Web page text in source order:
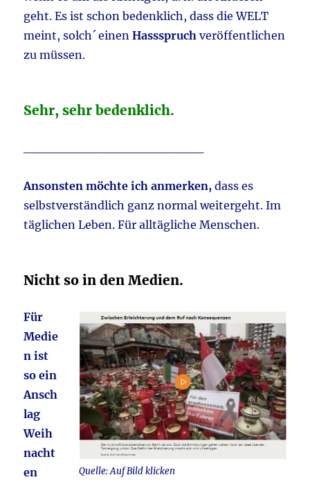
geht. Es ist schon bedenklich, dass die WELT
meint, solch´ einenHassspruch veröffentlichen
zu müssen.
Sehr, sehr bedenklich.
Ansonsten möchte ich anmerken, dass es
selbstverständlich ganz normal weitergeht. Im
täglichen Leben. Für alltägliche Menschen.
Nicht so in den Medien.
Quelle: Auf Bild klicken
Für
Medie
n ist
so ein
Ansch
lag
Weih
nacht
en